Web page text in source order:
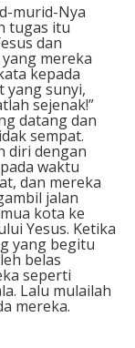
murid-Nya
tugas itu
dan
mereka
kepada
yang sunyi,
sejenak!”
datang dan
sempat.
diri dengan
waktu
dan mereka
jalan
kota ke
Yesus. Ketika
yang begitu
belas
seperti
Lalu mulailah
mereka.